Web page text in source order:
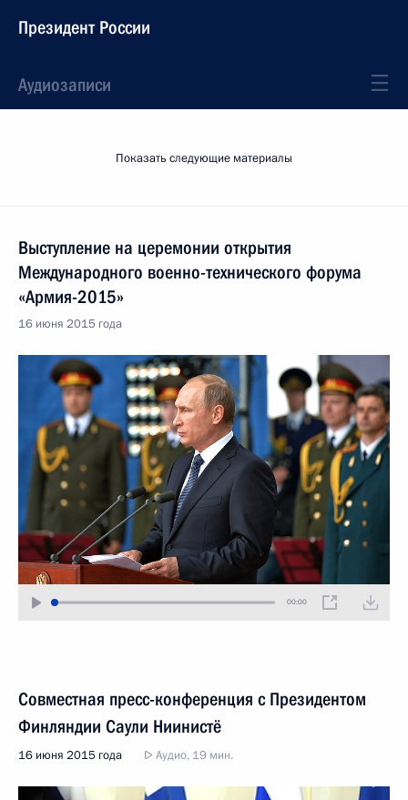
Президент России
Аудиозаписи
Показать следующие материалы
Выступление на церемонии открытия
Международного военно-технического форума
«Армия-2015»
16 июня 2015 года
00:00
Совместная пресс-конференция с Президентом
Финляндии Саули Ниинистё
16 июня 2015 года Аудио, 19 мин.